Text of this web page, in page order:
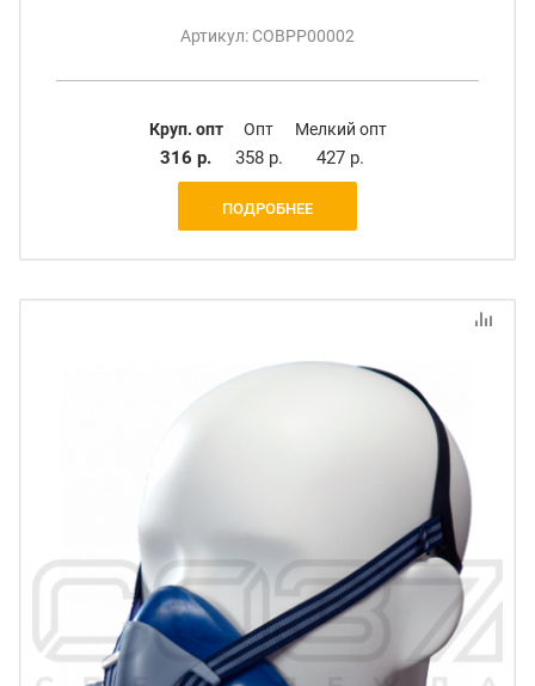
Артикул: СОВРР00002
Круп. опт
316 р.
Опт
358 р.
Мелкий опт
427 р.
ПОДРОБНЕЕ